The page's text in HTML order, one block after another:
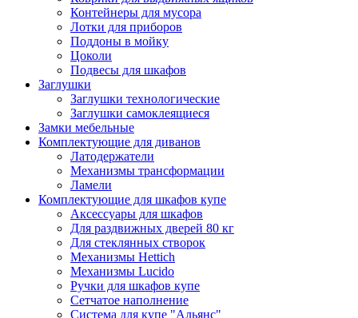
Контейнеры для мусора
Лотки для приборов
Поддоны в мойку
Цоколи
Подвесы для шкафов
Заглушки
Заглушки технологические
Заглушки самоклеящиеся
Замки мебельные
Комплектующие для диванов
Латодержатели
Механизмы трансформации
Ламели
Комплектующие для шкафов купе
Аксессуары для шкафов
Для раздвижных дверей 80 кг
Для стеклянных створок
Механизмы Hettich
Механизмы Lucido
Ручки для шкафов купе
Сетчатое наполнение
Система для купе "Альянс"